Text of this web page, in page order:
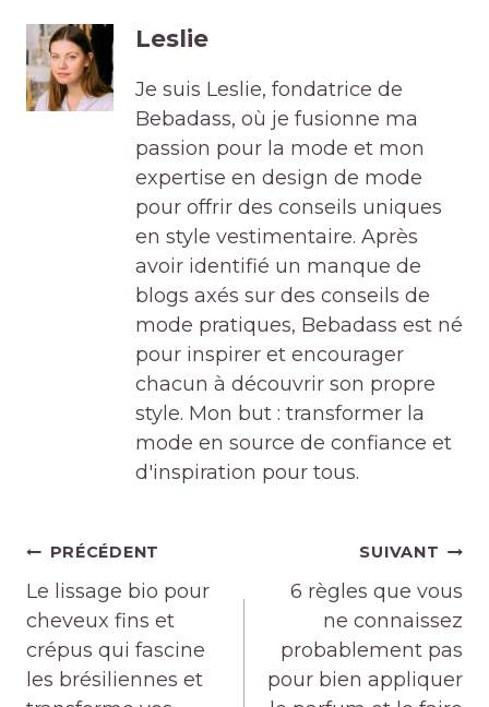
Leslie
Je suis Leslie, fondatrice de
Bebadass, où je fusionne ma
passion pour la mode et mon
expertise en design de mode
pour offrir des conseils uniques
en style vestimentaire. Après
avoir identifié un manque de
blogs axés sur des conseils de
mode pratiques, Bebadass est né
pour inspirer et encourager
chacun à découvrir son propre
style. Mon but : transformer la
mode en source de confiance et
d'inspiration pour tous.
Navigation
de
l’article
PRÉCÉDENT
Le lissage bio pour
cheveux fins et
crépus qui fascine
les brésiliennes et
SUIVANT
6 règles que vous
ne connaissez
probablement pas
pour bien appliquer